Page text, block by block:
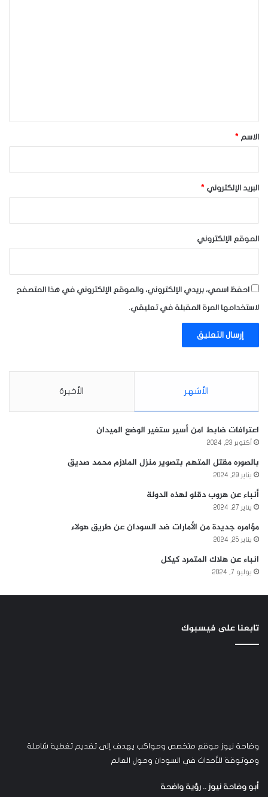
*الاسم *
البريد الإلكتروني *
الموقع الإلكتروني
احفظ اسمي، بريدي الإلكتروني، والموقع الإلكتروني في هذا المتصفح
لاستخدامها المرة المقبلة في تعليقي.
الأشهر الأخيرة
اعترافات ضابط امن أسير ستغير الوضع الميدان
أكتوبر 23, 2024
بالصوره مقتل المتهم بتصوير منزل الملازم محمد صديق
يناير 29, 2024
أنباء عن هروب دقلو لهذه الدولة
يناير 27, 2024
مؤامره جديدة من الأمارات ضد السودان عن طريق هولاء
يناير 25, 2024
انباء عن هلاك المتمرد كيكل
يوليو 7, 2024
تابعنا على فيسبوك
وضاحة نيوز موقع متخصص ومواكب يهدف إلى تقديم تغطية شاملة
وموثوقة للأحداث في السودان وحول العالم
أبو وضاحة نيوز .. رؤية واضحة